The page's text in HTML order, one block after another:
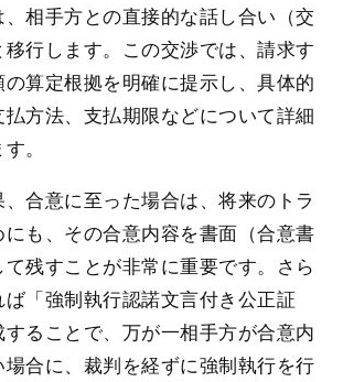
相手方との直接的な話し合い（交
行します。この交渉では、請求す
算定根拠を明確に提示し、具体的
方法、支払期限などについて詳細
。
合意に至った場合は、将来のトラ
も、その合意内容を書面（合意書
残すことが非常に重要です。さら
「強制執行認諾文言付き公正証
ることで、万が一相手方が合意内
合に、裁判を経ずに強制執行を行